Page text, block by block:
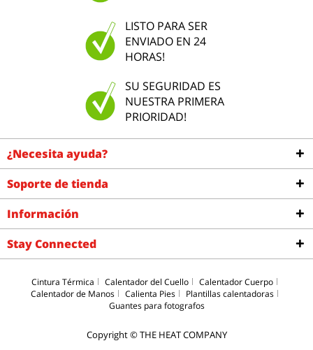
LISTO PARA SER
ENVIADO EN 24
HORAS!
SU SEGURIDAD ES
NUESTRA PRIMERA
PRIORIDAD!
¿Necesita ayuda?
Soporte de tienda
Información
Stay Connected
Cintura Térmica Calentador del Cuello
Calentador Cuerpo
Calentador de Manos
Calienta Pies
Plantillas calentadoras
Guantes para fotografos
Copyright © THE HEAT COMPANY